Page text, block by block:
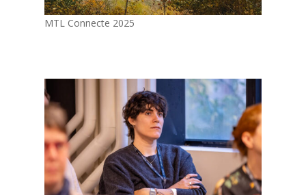
MTL Connecte 2025